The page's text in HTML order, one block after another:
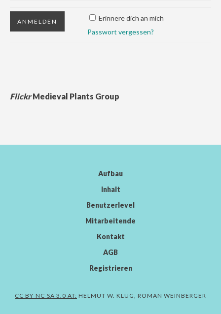
Erinnere dich an mich
Passwort vergessen?
FlickrMedieval Plants Group
Aufbau
Inhalt
Benutzerlevel
Mitarbeitende
Kontakt
AGB
Registrieren
CC BY-NC-SA 3.0 AT: HELMUT W. KLUG, ROMAN WEINBERGER